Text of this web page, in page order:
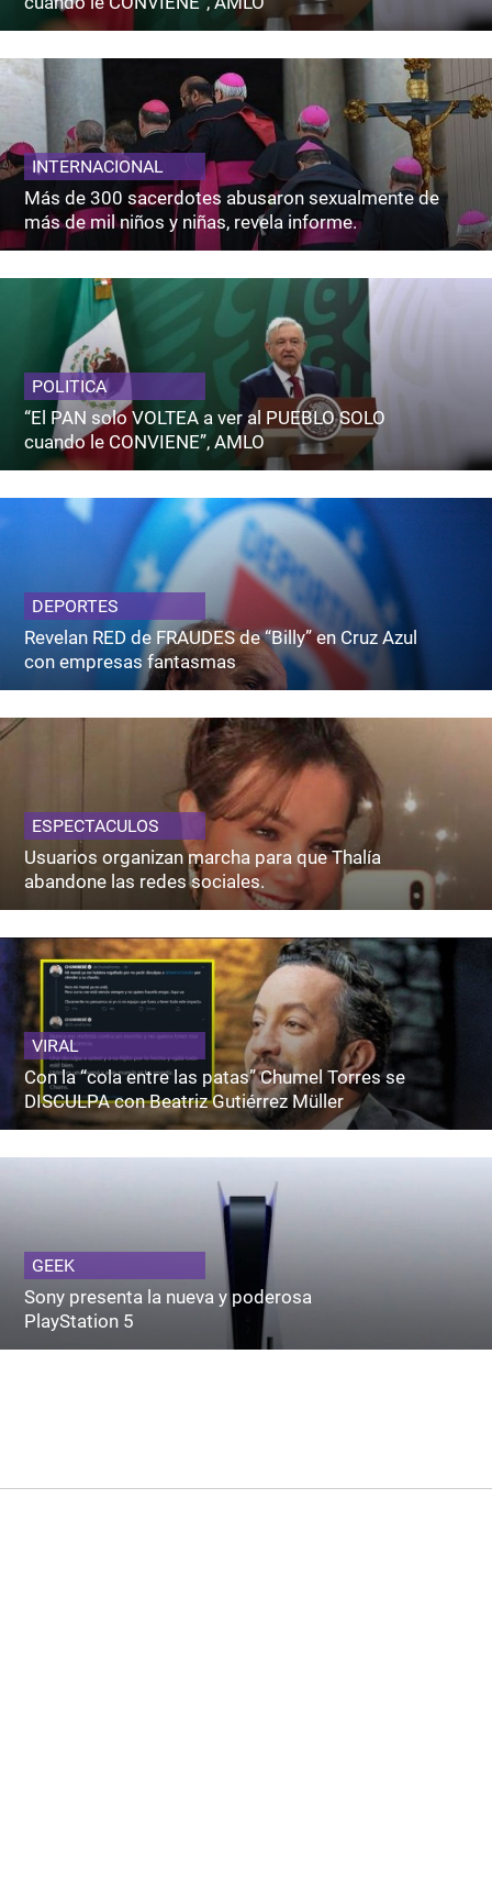
INTERNACIONAL
Más de 300 sacerdotes abusaron sexualmente de
más de mil niños y niñas, revela informe.
POLITICA
“El PAN solo VOLTEA a ver al PUEBLO SOLO
cuando le CONVIENE”, AMLO
DEPORTES
Revelan RED de FRAUDES de “Billy” en Cruz Azul
con empresas fantasmas
ESPECTACULOS
Usuarios organizan marcha para que Thalía
abandone las redes sociales.
VIRAL
Con la “cola entre las patas” Chumel Torres se
DISCULPA con Beatriz Gutiérrez Müller
GEEK
Sony presenta la nueva y poderosa
PlayStation 5